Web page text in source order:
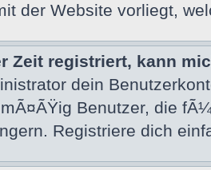
der Website vorliegt,
Zeit registriert, kann
dein
Benutzer, die
Registriere dich